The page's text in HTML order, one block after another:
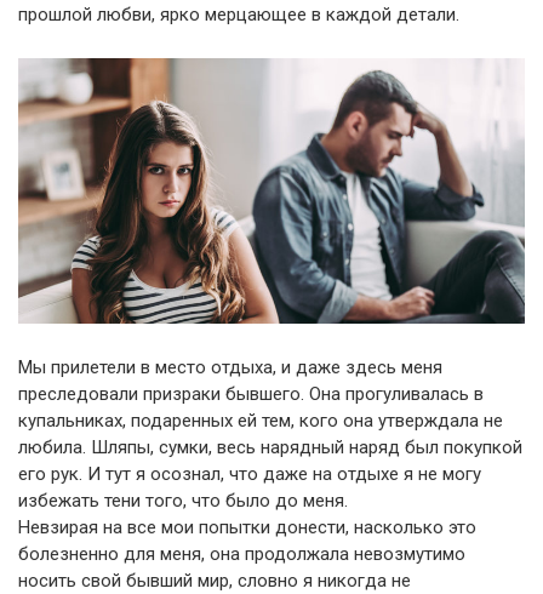
прошлой любви, ярко мерцающее в каждой детали.
Мы прилетели в место отдыха, и даже здесь меня
преследовали призраки бывшего. Она прогуливалась в
купальниках, подаренных ей тем, кого она утверждала не
любила. Шляпы, сумки, весь нарядный наряд был покупкой
его рук. И тут я осознал, что даже на отдыхе я не могу
избежать тени того, что было до меня.
Невзирая на все мои попытки донести, насколько это
болезненно для меня, она продолжала невозмутимо
носить свой бывший мир, словно я никогда не